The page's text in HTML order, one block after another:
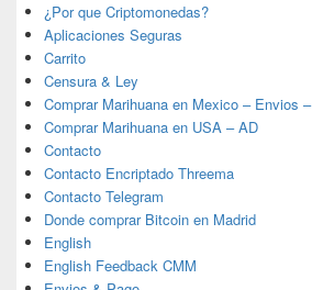
¿Por que Criptomonedas?
Aplicaciones Seguras
Carrito
Censura & Ley
Comprar Marihuana en Mexico – Envios –
Comprar Marihuana en USA – AD
Contacto
Contacto Encriptado Threema
Contacto Telegram
Donde comprar Bitcoin en Madrid
English
English Feedback CMM